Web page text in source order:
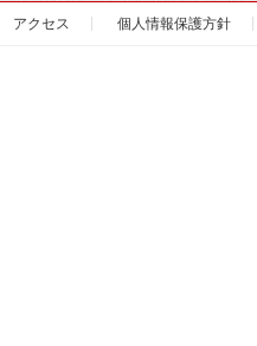
アクセス 個人情報保護方針